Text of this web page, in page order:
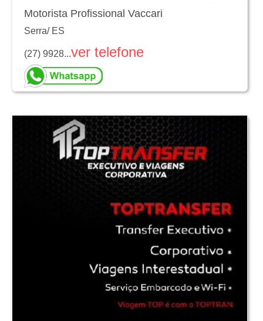
Motorista Profissional Vaccari
Serra/ ES
(27) 9928...ver telefone